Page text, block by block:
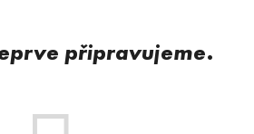
připravujeme.